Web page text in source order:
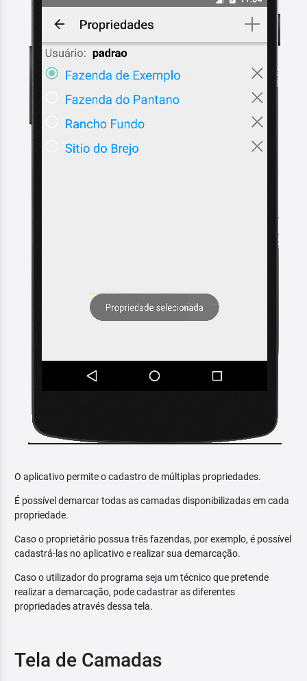
O aplicativo permite o cadastro de múltiplas propriedades.
É possível demarcar todas as camadas disponibilizadas em cada
propriedade.
Caso o proprietário possua três fazendas, por exemplo, é possível
cadastrá-las no aplicativo e realizar sua demarcação.
Caso o utilizador do programa seja um técnico que pretende
realizar a demarcação, pode cadastrar as diferentes
propriedades através dessa tela.
Tela de Camadas